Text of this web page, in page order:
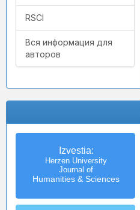
RSCI
Вся информация для
авторов
Izvestia:
Herzen University
Journal of
Humanities & Sciences